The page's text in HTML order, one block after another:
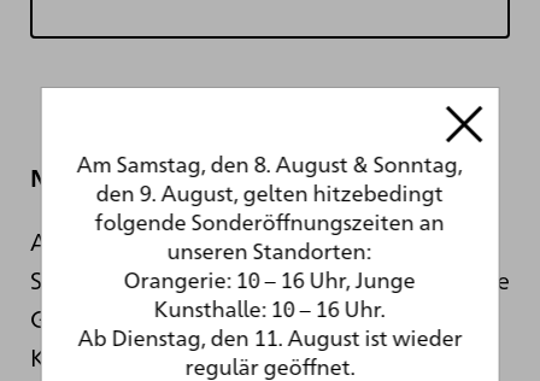
Newsletter
Auch während der sanierungsbedingten
Schließung informieren wir Sie hier über die
Geschehnisse hinter den Kulissen der
Kunsthalle.
Am Samstag, den 8. August & Sonntag,
den 9. August, gelten hitzebedingt
folgende Sonderöffnungszeiten an
unseren Standorten:
Orangerie: 10 – 16 Uhr, Junge
Kunsthalle: 10 – 16 Uhr.
Ab Dienstag, den 11. August ist wieder
regulär geöffnet.